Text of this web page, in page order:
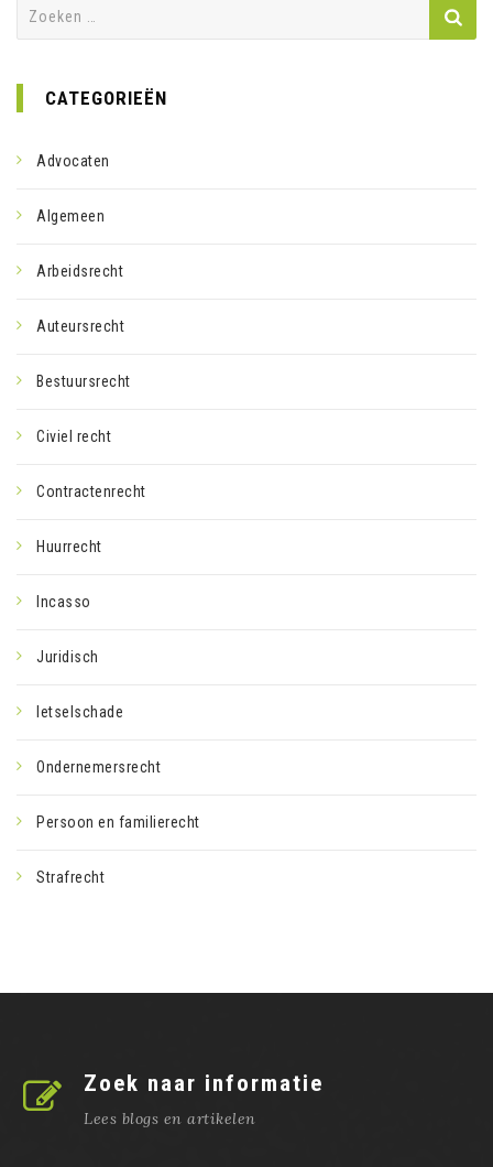
CATEGORIEËN
Advocaten
Algemeen
Arbeidsrecht
Auteursrecht
Bestuursrecht
Civiel recht
Contractenrecht
Huurrecht
Incasso
Juridisch
letselschade
Ondernemersrecht
Persoon en familierecht
Strafrecht
Zoek naar informatie
Lees blogs en artikelen